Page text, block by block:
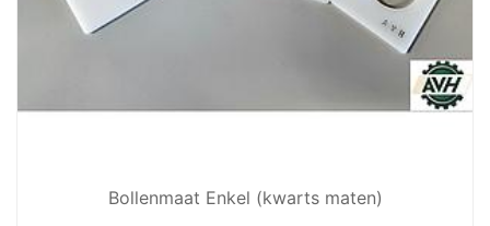
Bollenmaat Enkel (kwarts maten)